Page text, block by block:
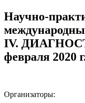
Научно-
IV.
февраля 2020
Организаторы: